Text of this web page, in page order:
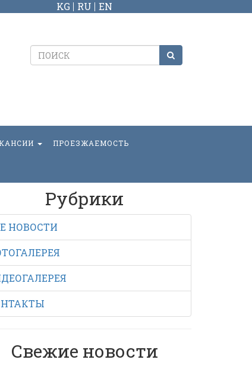
KG RU EN
ПРОЕЗЖАЕМОСТЬ
Рубрики
НОВОСТИ
Свежие новости